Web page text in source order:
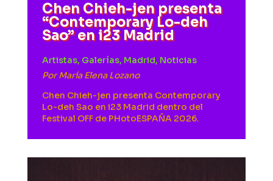
Chen Chieh-jen presenta
“Contemporary Lo-deh
Sao” en i23 Madrid
Artistas, Galerías, Madrid, Noticias
PorMaría Elena Lozano
Chen Chieh-jen presenta Contemporary
Lo-deh Sao en i23 Madrid dentro del
Festival OFF de PHotoESPAÑA 2026.